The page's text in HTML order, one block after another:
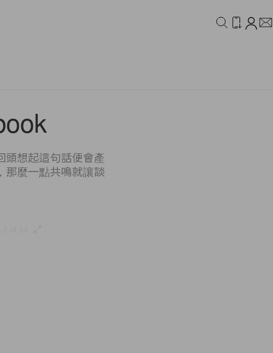
頭想起這句話便會產
那麼一點共鳴就讓談